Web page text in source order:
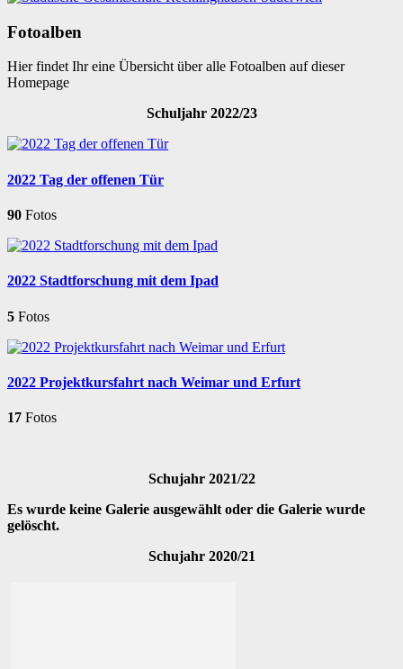
Fotoalben
Hier findet Ihr eine Übersicht über alle Fotoalben auf dieser
Homepage
Schuljahr 2022/23
2022 Tag der offenen Tür
90 Fotos
2022 Stadtforschung mit dem Ipad
5 Fotos
2022 Projektkursfahrt nach Weimar und Erfurt
17 Fotos
Schujahr 2021/22
Es wurde keine Galerie ausgewählt oder die Galerie wurde
gelöscht.
Schujahr 2020/21